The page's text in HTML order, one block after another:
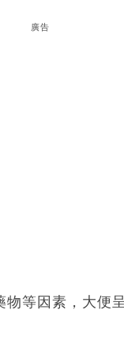
廣告
等因素，大便